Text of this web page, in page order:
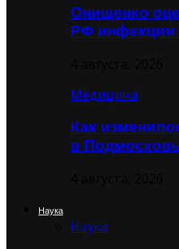
Онищенко
РФ инфекции
Медицина
Как
в
Наука
Наука